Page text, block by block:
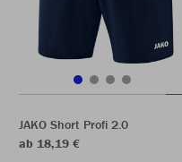
JAKO Short Profi 2.0
ab 18,19 €